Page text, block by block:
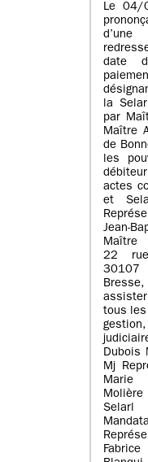
Le 04/
date
la
par
Maître
de
les
actes
et
Jean-
22
30107
tous les
Dubois
Mj